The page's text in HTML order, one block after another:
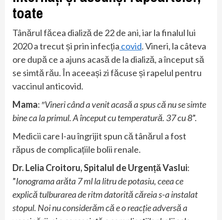
toate
Tânărul făcea dializă de 22 de ani, iar la finalul lui
2020 a trecut și prin infecția covid. Vineri, la câteva
ore după ce a ajuns acasă de la dializă, a început să
se simtă rău. În aceeași zi făcuse și rapelul pentru
vaccinul anticovid.
Mama: ″Vineri când a venit acasă a spus că nu se simte
bine ca la primul. A început cu temperatură. 37 cu 8”.
Medicii care l-au îngrijit spun că tânărul a fost
răpus de complicațiile bolii renale.
Dr. Lelia Croitoru, Spitalul de Urgență Vaslui:
”Ionograma arăta 7 ml la litru de potasiu, ceea ce
explică tulburarea de ritm datorită căreia s-a instalat
stopul. Noi nu considerăm că e o reacție adversă a